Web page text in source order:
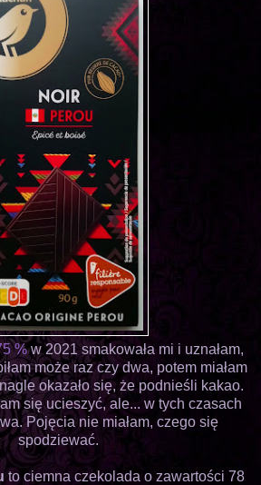
%w 2021 smakowała mi i uznałam,
może raz czy dwa, potem miałam
okazało się, że podnieśli kakao.
się ucieszyć, ale... w tych czasach
Pojęcia nie miałam, czego się
spodziewać.
to ciemna czekolada o zawartości 78